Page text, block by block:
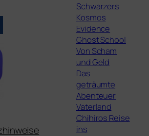
Schwarzers
Kosmos
Evidence
Ghost School
Von Scham
und Geld
Das
geträumte
Abenteuer
Vaterland
Chihiros Reise
ins